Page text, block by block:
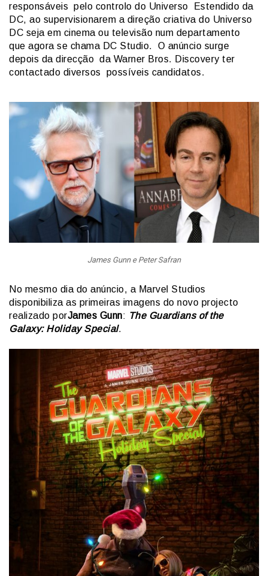
responsáveis pelo controlo do Universo Estendido da
DC, ao supervisionarem a direção criativa do Universo
DC seja em cinema ou televisão num departamento
que agora se chama DC Studio. O anúncio surge
depois da direcção da Warner Bros. Discovery ter
contactado diversos possíveis candidatos.
James Gunn e Peter Safran
No mesmo dia do anúncio, a Marvel Studios
disponibiliza as primeiras imagens do novo projecto
realizado porJames Gunn: The Guardians of the
Galaxy: Holiday Special.